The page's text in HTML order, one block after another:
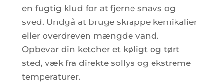
en fugtig klud for at fjerne snavs og
sved. Undgå at bruge skrappe kemikalier
eller overdreven mængde vand.
Opbevar din ketcher et køligt og tørt
sted, væk fra direkte sollys og ekstreme
temperaturer.